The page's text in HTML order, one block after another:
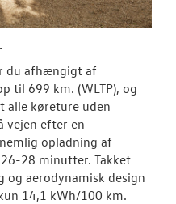
du afhængigt af
til 699 km. (WLTP), og
alle køreture uden
vejen efter en
opladning af
28 minutter. Takket
aerodynamisk design
14,1 kWh/100 km.